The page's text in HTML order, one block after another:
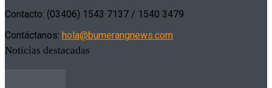
Contacto: (03406) 1543 7137 / 1540 3479
Contáctanos: hola@bumerangnews.com
Noticias destacadas